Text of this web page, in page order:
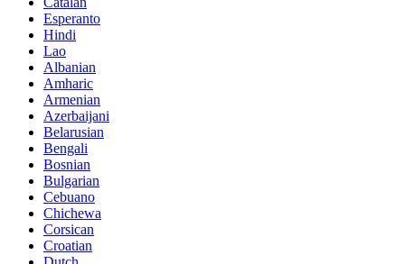
Esperanto
Hindi
Lao
Albanian
Amharic
Armenian
Azerbaijani
Belarusian
Bengali
Bosnian
Bulgarian
Cebuano
Chichewa
Corsican
Croatian